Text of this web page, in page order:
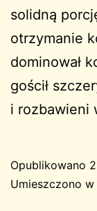
solidną
otrzymanie
dominował
gościł
i rozbawieni
Opublikowano
Umieszczono